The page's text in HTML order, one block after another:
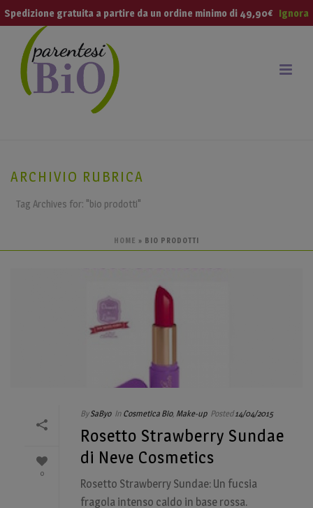
ARCHIVIO RUBRICA
Tag Archives for: "bio prodotti"
HOME » BIO PRODOTTI
0
By SaByo In Cosmetica Bio, Make-up Posted 14/04/2015
Rosetto Strawberry Sundae
di Neve Cosmetics
Rosetto Strawberry Sundae: Un fucsia
fragola intenso caldo in base rossa.
Spedizione gratuita a partire da un ordine minimo di 49,90€ Ignora
modal-check